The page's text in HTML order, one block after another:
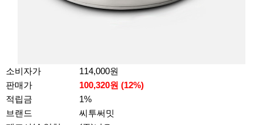
소비자가
114,000원
판매가
100,320원 (12%)
적립금
1%
브랜드
씨투써밋